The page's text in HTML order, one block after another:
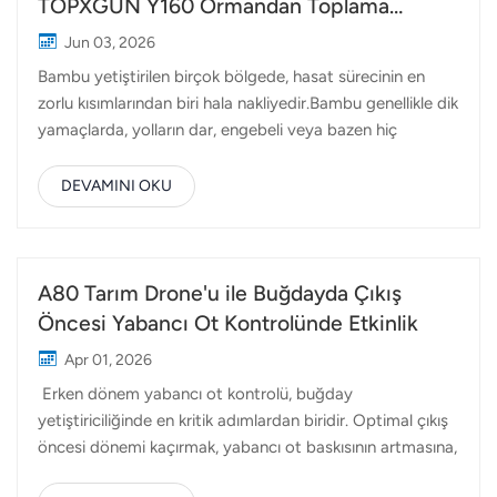
çeşitli bileşenler gerektirir. Bazı kule bölümleri ve
aksesuarları 50 kg'dan fazla ağırlığa sahip olabilir; bu da
dik dağ yollarında taşımayı hem zaman alıcı hem de
fiziksel olarak zor...
TOPXGUN Y160 Ormandan Toplama
Noktasına Yeni Bir Rota Nasıl Açıyor?
Jun 03, 2026
Bambu yetiştirilen birçok bölgede, hasat sürecinin en
zorlu kısımlarından biri hala nakliyedir.Bambu genellikle dik
yamaçlarda, yolların dar, engebeli veya bazen hiç
sonra, işçiler ağır bambu direklerini elle taşımak veya
yokuş aşağı indirmek için kablo sistemlerine ve küçük
riskleri içeren bir iştir. İşçilik maliyetleri artmaya devam
ederken ve deneyimli işçi bulmak zorlaşırken, birçok
verimli yollar arıyor. Burası ağır yük dronları Fark
yaratmaya başlıyorlar. Gökyüzünü Ulaşım Yoluna
DönüştürmekTOPXGUN Y160 Teslimat Drone'u Zorlu
ortamlarda ağır yüklerin havadan taşınması için ta...
DEVAMINI OKU
A80 Tarım Drone'u ile Buğdayda Çıkış
Öncesi Yabancı Ot Kontrolünde Etkinlik
Apr 01, 2026
Erken dönem yabancı ot kontrolü, buğday
yetiştiriciliğinde en kritik adımlardan biridir. Optimal çıkış
öncesi dönemi kaçırmak, yabancı ot baskısının artmasına,